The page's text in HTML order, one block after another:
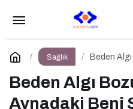
Sağlık
Beden
Beden Algı
Aynadaki Beni
Yeme Bozuklukları